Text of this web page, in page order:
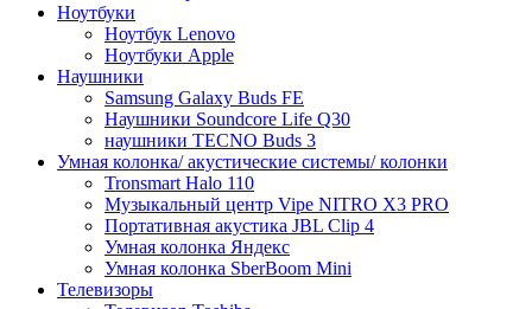
Ноутбуки
Ноутбук Lenovo
Ноутбуки Apple
Наушники
Samsung Galaxy Buds FE
Наушники Soundcore Life Q30
наушники TECNO Buds 3
Умная колонка/ акустические системы/ колонки
Tronsmart Halo 110
Музыкальный центр Vipe NITRO X3 PRO
Портативная акустика JBL Clip 4
Умная колонка Яндекс
Умная колонка SberBoom Mini
Телевизоры